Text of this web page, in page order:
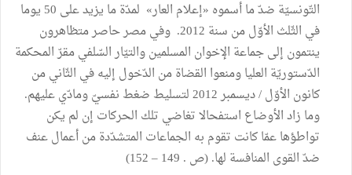
التّونسيّة ضدّ ما أسموه «إعلام العار» لمدّة ما يزيد على 50 يوما
في الثّلث الأوّل من سنة 2012. وفي مصر حاصر متظاهرون
ينتمون إلى جماعة الإخوان المسلمين والتيّار السّلفي مقرّ المحكمة
الدّستوريّة العليا ومنعوا القضاة من الدّخول إليه في الثّاني من
كانون الأوّل / ديسمبر 2012 لتسليط ضغط نفسيّ ومادّي عليهم.
وما زاد الأوضاع استفحالا تغاضي تلك الحركات إن لم يكن
تواطؤها عمّا كانت تقوم به الجماعات المتشدّدة من أعمال عنف
ضدّ القوى المنافسة لها. (ص . 149 – 152)